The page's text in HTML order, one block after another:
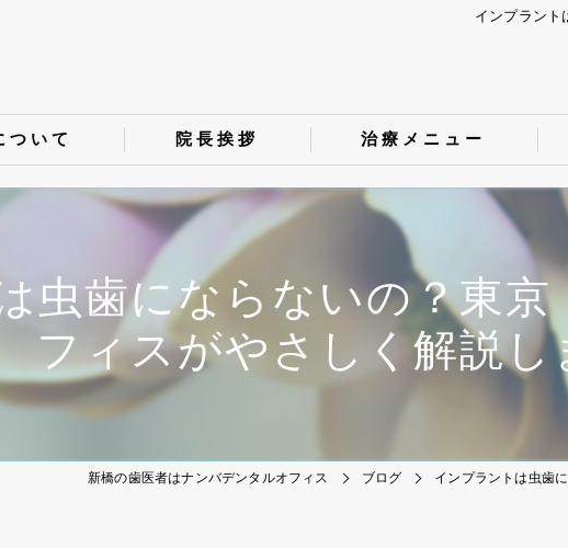
インプラント
ついて 院長挨拶 治療メニュー
虫歯にならないの？東
フィスがやさしく解説し
新橋の歯医者はナンバデンタルオフィス ブログ インプラントは虫歯